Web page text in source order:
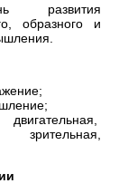
развития
образного и
зрительная,